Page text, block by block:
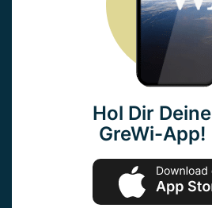
Hol Dir Deine
GreWi-App!